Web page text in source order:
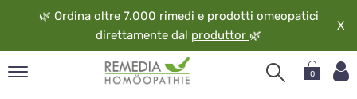
🌿 Ordina oltre 7.000 rimedi e prodotti omeopatici
direttamente dal produttor 🌿
X
0